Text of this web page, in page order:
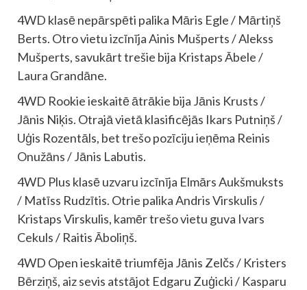
4WD klasē nepārspēti palika Māris Egle / Mārtiņš
Berts. Otro vietu izcīnīja Ainis Mušperts / Alekss
Mušperts, savukārt trešie bija Kristaps Ābele /
Laura Grandāne.
4WD Rookie ieskaitē ātrākie bija Jānis Krusts /
Jānis Niķis. Otrajā vietā klasificējās Ikars Putniņš /
Uģis Rozentāls, bet trešo pozīciju ieņēma Reinis
Onužāns / Jānis Labutis.
4WD Plus klasē uzvaru izcīnīja Elmārs Aukšmuksts
/ Matīss Rudzītis. Otrie palika Andris Virskulis /
Kristaps Virskulis, kamēr trešo vietu guva Ivars
Cekuls / Raitis Āboliņš.
4WD Open ieskaitē triumfēja Jānis Zelčs / Kristers
Bērziņš, aiz sevis atstājot Edgaru Zuģicki / Kasparu